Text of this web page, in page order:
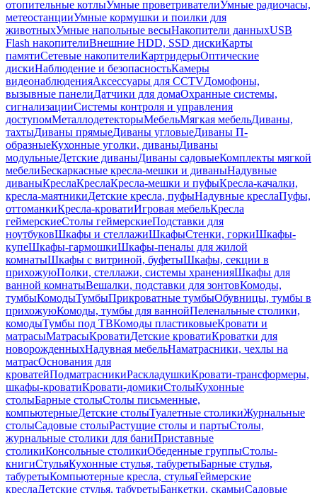
отопительные котлыУмные проветривателиУмные радиочасы,
метеостанцииУмные кормушки и поилки для
животныхУмные напольные весыНакопители данныхUSB
Flash накопителиВнешние HDD, SSD дискиКарты
памятиСетевые накопителиКартридерыОптические
дискиНаблюдение и безопасностьКамеры
видеонаблюденияАксессуары для CCTVДомофоны,
вызывные панелиДатчики для домаОхранные системы,
сигнализацииСистемы контроля и управления
доступомМеталлодетекторыМебельМягкая мебельДиваны,
тахтыДиваны прямыеДиваны угловыеДиваны П-
образныеКухонные уголки, диваныДиваны
модульныеДетские диваныДиваны садовыеКомплекты мягкой
мебелиБескаркасные кресла-мешки и диваныНадувные
диваныКреслаКреслаКресла-мешки и пуфыКресла-качалки,
кресла-маятникиДетские кресла, пуфыНадувные креслаПуфы,
оттоманкиКресла-кроватиИгровая мебельКресла
геймерскиеСтолы геймерскиеПодставки для
ноутбуковШкафы и стеллажиШкафыСтенки, горкиШкафы-
купеШкафы-гармошкиШкафы-пеналы для жилой
комнатыШкафы с витриной, буфетыШкафы, секции в
прихожуюПолки, стеллажи, системы храненияШкафы для
ванной комнатыВешалки, подставки для зонтовКомоды,
тумбыКомодыТумбыПрикроватные тумбыОбувницы, тумбы в
прихожуюКомоды, тумбы для ваннойПеленальные столики,
комодыТумбы под ТВКомоды пластиковыеКровати и
матрасыМатрасыКроватиДетские кроватиКроватки для
новорожденныхНадувная мебельНаматрасники, чехлы на
матрасОснования для
кроватейПодматрасникиРаскладушкиКровати-трансформеры,
шкафы-кроватиКровати-домикиСтолыКухонные
столыБарные столыСтолы письменные,
компьютерныеДетские столыТуалетные столикиЖурнальные
столыСадовые столыРастущие столы и партыСтолы,
журнальные столики для баниПриставные
столикиКонсольные столикиОбеденные группыСтолы-
книгиСтульяКухонные стулья, табуретыБарные стулья,
табуретыКомпьютерные кресла, стульяГеймерские
креслаДетские стулья, табуретыБанкетки, скамьиСадовые